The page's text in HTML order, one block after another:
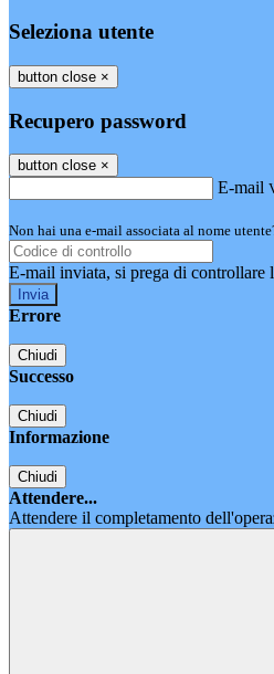
Seleziona utente
button close ×
Recupero password
button close ×
E-mail
Non hai una e-mail associata al nome
E-mail inviata, si prega di controllare
Errore
Chiudi
Successo
Chiudi
Informazione
Chiudi
Attendere...
Attendere il completamento